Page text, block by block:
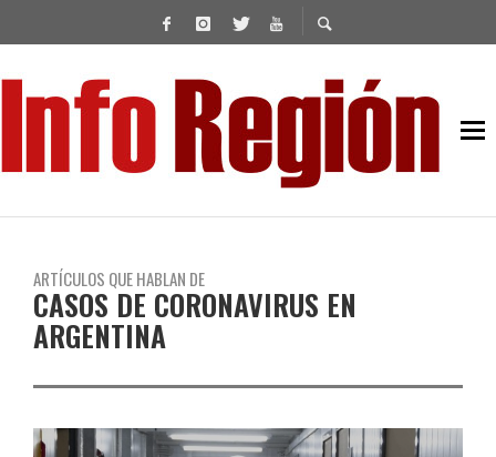
ARTÍCULOS QUE HABLAN DE
CASOS DE CORONAVIRUS EN
ARGENTINA